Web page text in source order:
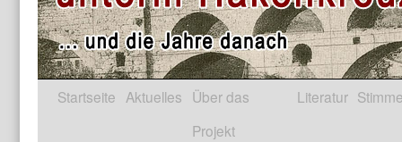
Startseite Aktuelles Über das
Projekt
Literatur